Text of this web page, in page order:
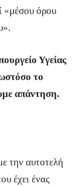
«μέσου όρου
Υγείας
το
απάντηση.
την αυτοτελή
έχει ένας